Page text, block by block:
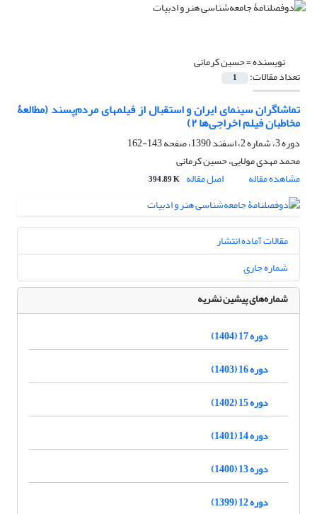
نویسنده =حسین کرمانی
تعداد مقالات: 1
تماشاگران سینمای ایران و استقبال از فیلم‏های مردم‌‏پسند (مطالعۀ
مخاطبان فیلم اخراجی‏‌ها ۲)
دوره 3، شماره 2، اسفند 1390، صفحه
143-162
محمد مهدی مولایی، حسین کرمانی
مشاهده مقاله
اصل مقاله 394.89 K
مقالات آماده انتشار
شماره جاری
شماره‌های پیشین نشریه
دوره 17 (1404)
دوره 16 (1403)
دوره 15 (1402)
دوره 14 (1401)
دوره 13 (1400)
دوره 12 (1399)